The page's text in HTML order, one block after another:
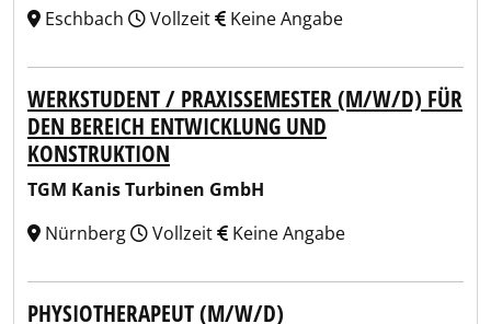
Eschbach
Vollzeit Keine Angabe
WERKSTUDENT / PRAXISSEMESTER (M/W/D) FÜR
DEN BEREICH ENTWICKLUNG UND
KONSTRUKTION
TGM Kanis Turbinen GmbH
Nürnberg
Vollzeit Keine Angabe
PHYSIOTHERAPEUT (M/W/D)